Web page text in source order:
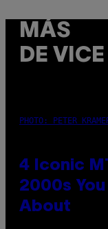
MÁS
DE VICE
PHOTO: PETER
4 Iconic
2000s
About